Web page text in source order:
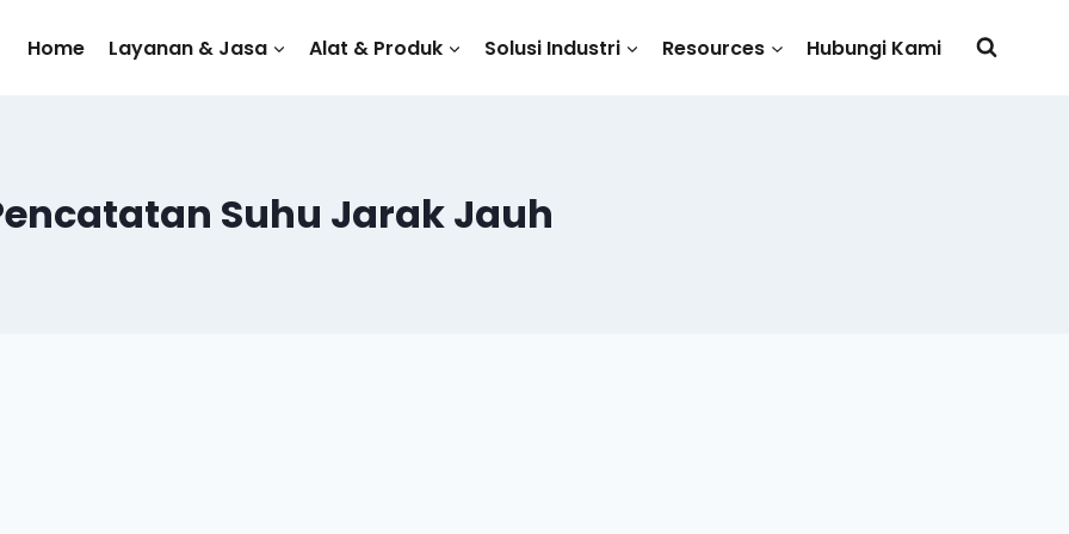
Home Layanan & Jasa Alat & Produk Solusi Industri Resources Hubungi Kami
Suhu Jarak Jauh